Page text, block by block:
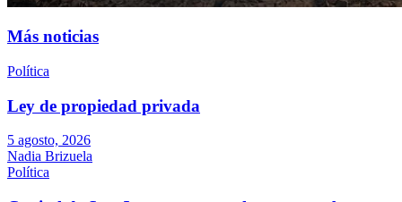
Más noticias
Política
Ley de propiedad privada
5 agosto, 2026
Nadia Brizuela
Política